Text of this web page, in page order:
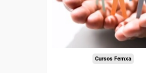
Sector
-Administración.
Cursos Femxa